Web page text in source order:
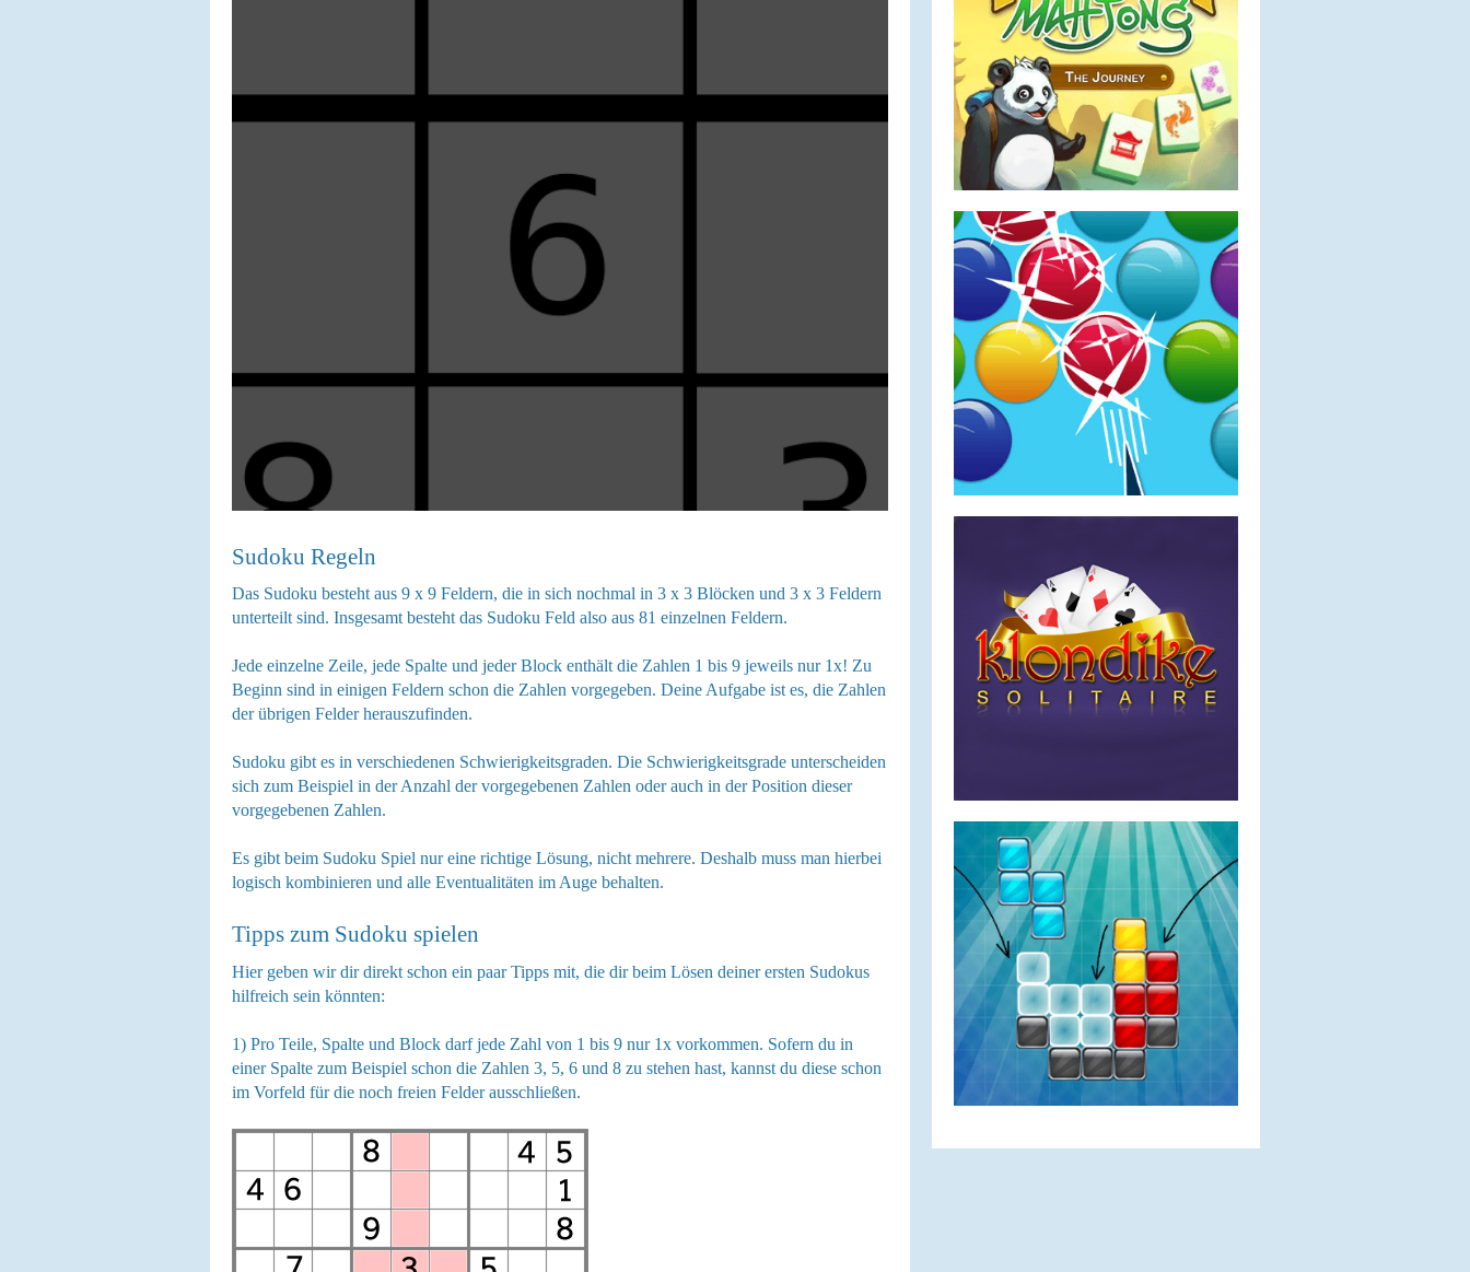
Sudoku Regeln
Das Sudoku besteht aus 9 x 9 Feldern, die in sich nochmal in 3 x 3 Blöcken und 3 x 3 Feldern
unterteilt sind. Insgesamt besteht das Sudoku Feld also aus 81 einzelnen Feldern.
Jede einzelne Zeile, jede Spalte und jeder Block enthält die Zahlen 1 bis 9 jeweils nur 1x! Zu
Beginn sind in einigen Feldern schon die Zahlen vorgegeben. Deine Aufgabe ist es, die Zahlen
der übrigen Felder herauszufinden.
Sudoku gibt es in verschiedenen Schwierigkeitsgraden. Die Schwierigkeitsgrade unterscheiden
sich zum Beispiel in der Anzahl der vorgegebenen Zahlen oder auch in der Position dieser
vorgegebenen Zahlen.
Es gibt beim Sudoku Spiel nur eine richtige Lösung, nicht mehrere. Deshalb muss man hierbei
logisch kombinieren und alle Eventualitäten im Auge behalten.
Tipps zum Sudoku spielen
Hier geben wir dir direkt schon ein paar Tipps mit, die dir beim Lösen deiner ersten Sudokus
hilfreich sein könnten:
1) Pro Teile, Spalte und Block darf jede Zahl von 1 bis 9 nur 1x vorkommen. Sofern du in
einer Spalte zum Beispiel schon die Zahlen 3, 5, 6 und 8 zu stehen hast, kannst du diese schon
im Vorfeld für die noch freien Felder ausschließen.